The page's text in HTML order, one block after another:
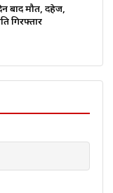
बाद मौत, दहेज,
गिरफ्तार